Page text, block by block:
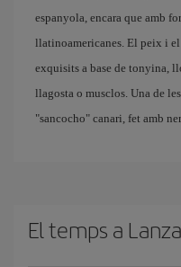
espanyola, encara que amb
llatinoamericanes. El peix i el
exquisits a base de tonyina,
llagosta o musclos. Una de
"sancocho" canari, fet amb
El temps a